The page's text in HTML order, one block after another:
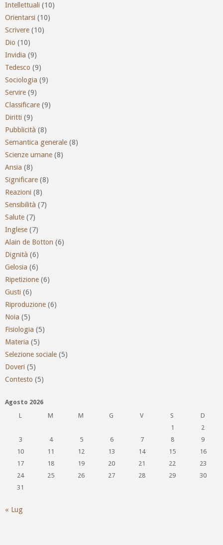
Intellettuali (10)
Orientarsi (10)
Scrivere (10)
Dio (10)
Invidia (9)
Tedesco (9)
Sociologia (9)
Servire (9)
Classificare (9)
Diritti (9)
Pubblicità (8)
Semantica generale (8)
Scienze umane (8)
Ansia (8)
Significare (8)
Reazioni (8)
Sensibilità (7)
Salute (7)
Inglese (7)
Alain de Botton (6)
Dignità (6)
Gelosia (6)
Ripetizione (6)
Gusti (6)
Riproduzione (6)
Noia (5)
Fisiologia (5)
Materia (5)
Selezione sociale (5)
Doveri (5)
Contesto (5)
Agosto 2026
L
M M G V S
D
1
2
3
4 5 6 7 8
9
10
11 12 13 14 15
16
17
18 19 20 21 22
23
24
25 26 27 28 29
30
31
« Lug